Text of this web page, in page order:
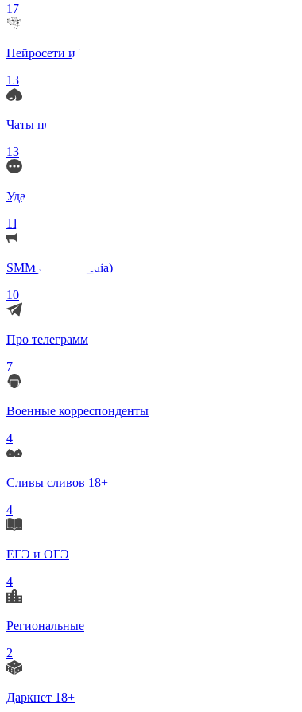
17
Нейросети и ИИ
13
Чаты по интересам
13
Удаленка (Работа)
11
SMM (Social Media)
10
Про телеграмм
7
Военные корреспонденты
4
Сливы сливов 18+
4
ЕГЭ и ОГЭ
4
Региональные
2
Даркнет 18+